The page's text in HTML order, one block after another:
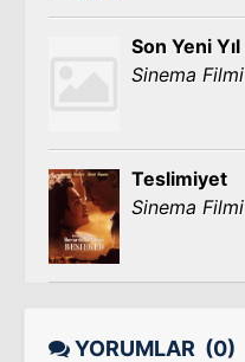
Son Yeni Yıl
Sinema Filmi
Teslimiyet
Sinema Filmi
YORUMLAR (0)